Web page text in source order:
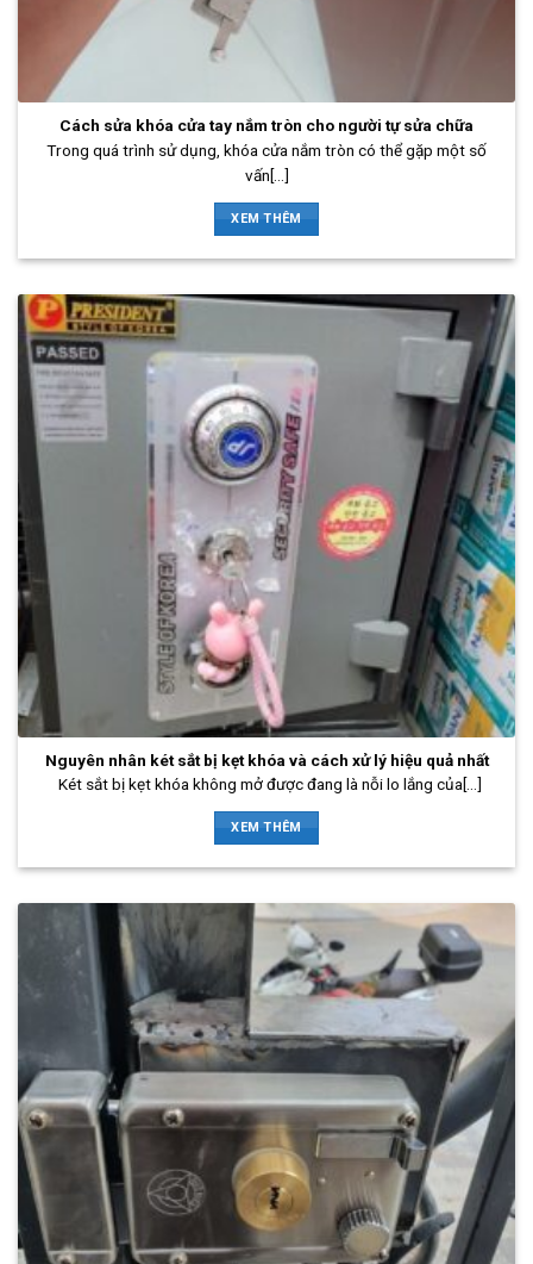
Cách sửa khóa cửa tay nắm tròn cho người tự sửa chữa
Trong quá trình sử dụng, khóa cửa nắm tròn có thể gặp một số
vấn[...]
XEM THÊM
Nguyên nhân két sắt bị kẹt khóa và cách xử lý hiệu quả nhất
Két sắt bị kẹt khóa không mở được đang là nỗi lo lắng của[...]
XEM THÊM